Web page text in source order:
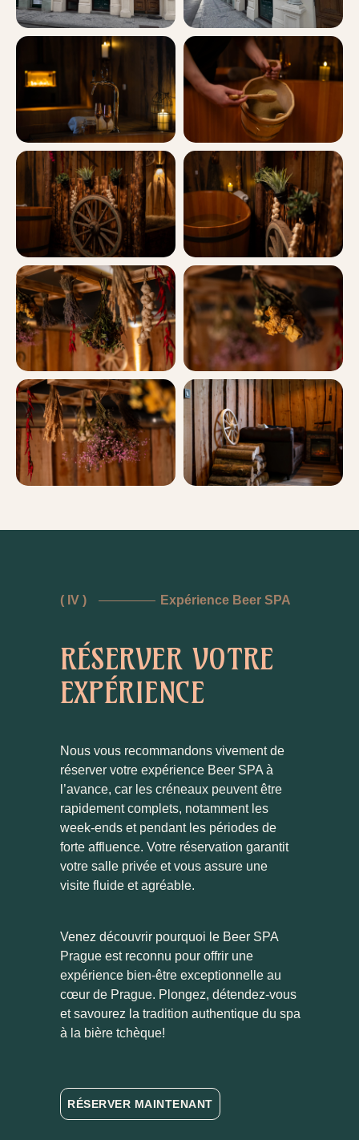
( IV ) Expérience Beer SPA
RÉSERVER VOTRE
EXPÉRIENCE
Venez découvrir pourquoi le Beer SPA
Prague est reconnu pour offrir une
expérience bien-être exceptionnelle au
cœur de Prague. Plongez, détendez-vous
et savourez la tradition authentique du spa
à la bière tchèque!
Nous vous recommandons vivement de
réserver votre expérience Beer SPA à
l’avance, car les créneaux peuvent être
rapidement complets, notamment les
week-ends et pendant les périodes de
forte affluence. Votre réservation garantit
votre salle privée et vous assure une
visite fluide et agréable.
RÉSERVER MAINTENANT